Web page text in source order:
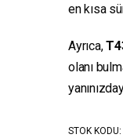
en kısa
Ayrıca,
olanı
STOK KODU: